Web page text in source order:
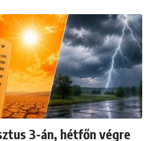
3-án, hétfőn végre